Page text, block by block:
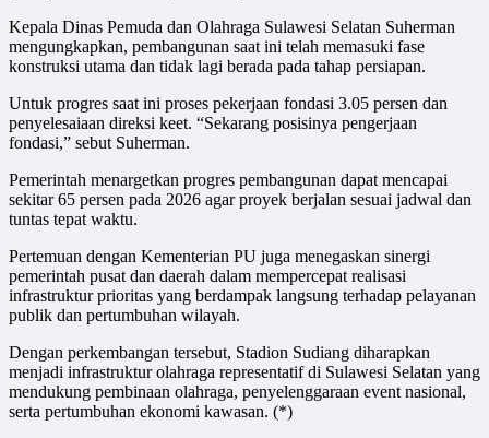
Kepala Dinas Pemuda dan Olahraga Sulawesi Selatan Suherman
mengungkapkan, pembangunan saat ini telah memasuki fase
konstruksi utama dan tidak lagi berada pada tahap persiapan.
Untuk progres saat ini proses pekerjaan fondasi 3.05 persen dan
penyelesaiaan direksi keet. “Sekarang posisinya pengerjaan
fondasi,” sebut Suherman.
Pemerintah menargetkan progres pembangunan dapat mencapai
sekitar 65 persen pada 2026 agar proyek berjalan sesuai jadwal dan
tuntas tepat waktu.
Pertemuan dengan Kementerian PU juga menegaskan sinergi
pemerintah pusat dan daerah dalam mempercepat realisasi
infrastruktur prioritas yang berdampak langsung terhadap pelayanan
publik dan pertumbuhan wilayah.
Dengan perkembangan tersebut, Stadion Sudiang diharapkan
menjadi infrastruktur olahraga representatif di Sulawesi Selatan yang
mendukung pembinaan olahraga, penyelenggaraan event nasional,
serta pertumbuhan ekonomi kawasan. (*)